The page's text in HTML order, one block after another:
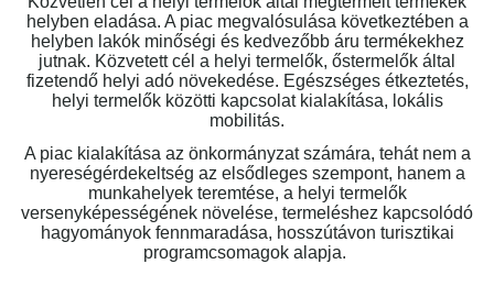
helyben eladása. A piac megvalósulása következtében a
helyben lakók minőségi és kedvezőbb áru termékekhez
jutnak. Közvetett cél a helyi termelők, őstermelők által
fizetendő helyi adó növekedése. Egészséges étkeztetés,
helyi termelők közötti kapcsolat kialakítása, lokális
mobilitás.
A piac kialakítása az önkormányzat számára, tehát nem a
nyereségérdekeltség az elsődleges szempont, hanem a
munkahelyek teremtése, a helyi termelők
versenyképességének növelése, termeléshez kapcsolódó
hagyományok fennmaradása, hosszútávon turisztikai
programcsomagok alapja.